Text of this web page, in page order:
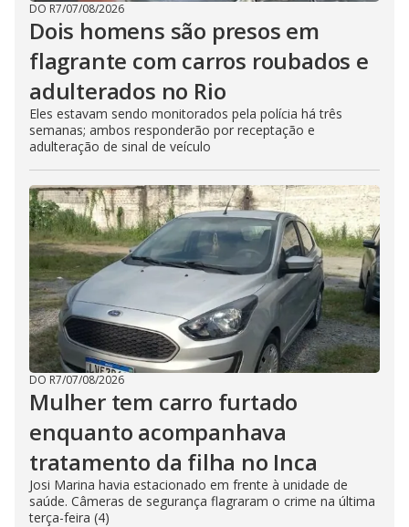
DO R7/07/08/2026
Dois homens são presos em
flagrante com carros roubados e
adulterados no Rio
Eles estavam sendo monitorados pela polícia há três
semanas; ambos responderão por receptação e
adulteração de sinal de veículo
DO R7/07/08/2026
Mulher tem carro furtado
enquanto acompanhava
tratamento da filha no Inca
Josi Marina havia estacionado em frente à unidade de
saúde. Câmeras de segurança flagraram o crime na última
terça-feira (4)